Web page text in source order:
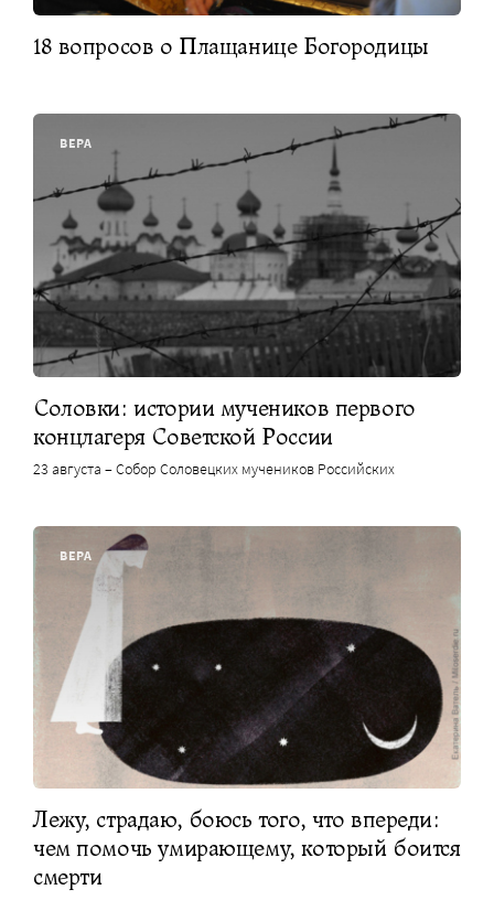
18 вопросов о Плащанице Богородицы
ВЕРА
Соловки: истории мучеников первого
концлагеря Советской России
23 августа – Собор Соловецких мучеников Российских
ВЕРА
Лежу, страдаю, боюсь того, что впереди:
чем помочь умирающему, который боится
смерти